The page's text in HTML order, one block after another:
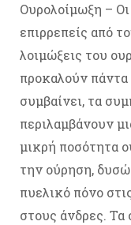
Ουρολοίμωξη –
επιρρεπείς από
λοιμώξεις του
προκαλούν
συμβαίνει, τα
περιλαμβάνουν
μικρή ποσότητα
την ούρηση,
πυελικό πόνο
στους άνδρες.